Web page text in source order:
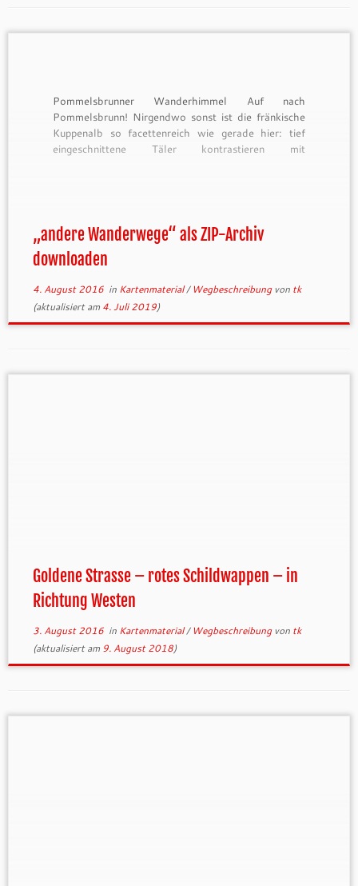
Pommelsbrunner Wanderhimmel Auf nach
Pommelsbrunn! Nirgendwo sonst ist die fränkische
Kuppenalb so facettenreich wie gerade hier: tief
eingeschnittene Täler kontrastieren mit
Zankelstein, Dom und Mühlkoppe überragen die
reich gegliederte Landschaft, die von […]
„andere Wanderwege“ als ZIP-Archiv
downloaden
4. August 2016in Kartenmaterial/ Wegbeschreibung von tk
(aktualisiert am 4. Juli 2019)
Goldene Strasse – rotes Schildwappen – in
Richtung Westen
3. August 2016in Kartenmaterial/ Wegbeschreibung von tk
(aktualisiert am 9. August 2018)